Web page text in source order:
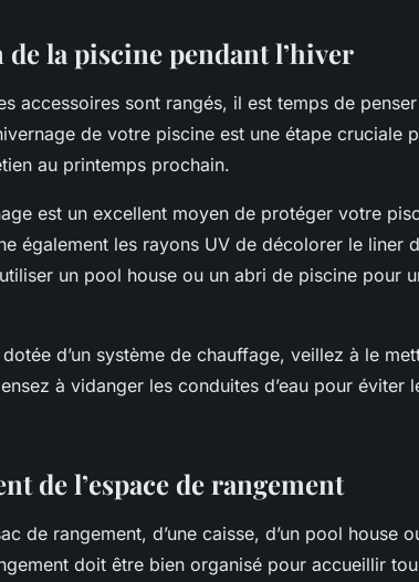
la piscine pendant l’hiver
accessoires sont rangés, il est temps de
de votre piscine est une étape cruciale
au printemps prochain.
est un excellent moyen de protéger votre
également les rayons UV de décolorer le liner
un pool house ou un abri de piscine pour
d’un système de chauffage, veillez à le
à vidanger les conduites d’eau pour éviter
de l’espace de rangement
de rangement, d’une caisse, d’un pool house
doit être bien organisé pour accueillir